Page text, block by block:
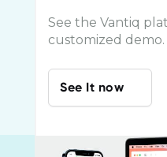
See the Vantiq
customized demo.
See It now